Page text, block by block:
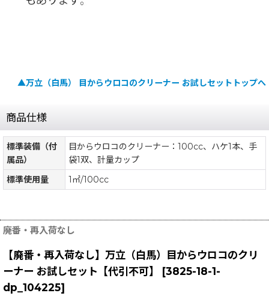
▲万立（白馬） 目からウロコのクリーナー お試しセットトップへ
商品仕様
標準装備（付
属品）
目からウロコのクリーナー：100cc、ハケ1本、手
袋1双、計量カップ
標準使用量
1㎡/100cc
廃番・再入荷なし
【廃番・再入荷なし】万立（白馬）目からウロコのクリ
ーナー お試しセット【代引不可】
[3825-18-1-
dp_104225]